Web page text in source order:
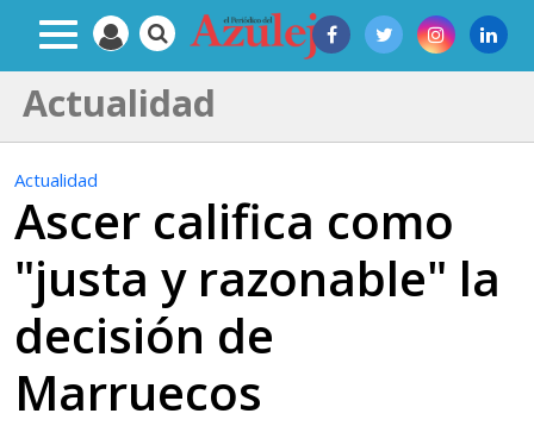
Actualidad
Actualidad
Ascer califica como
"justa y razonable" la
decisión de
Marruecos